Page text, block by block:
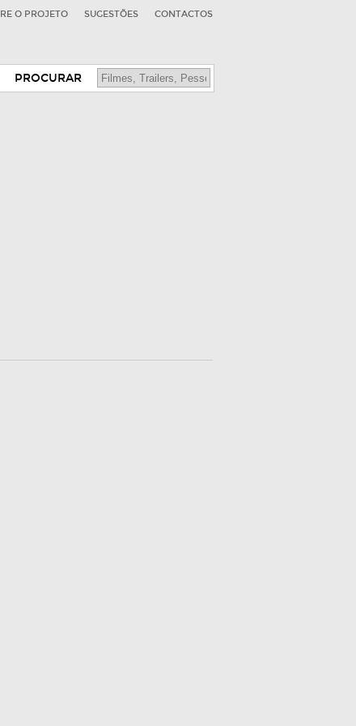
O PROJETO SUGESTÕES CONTACTOS
PROCURAR